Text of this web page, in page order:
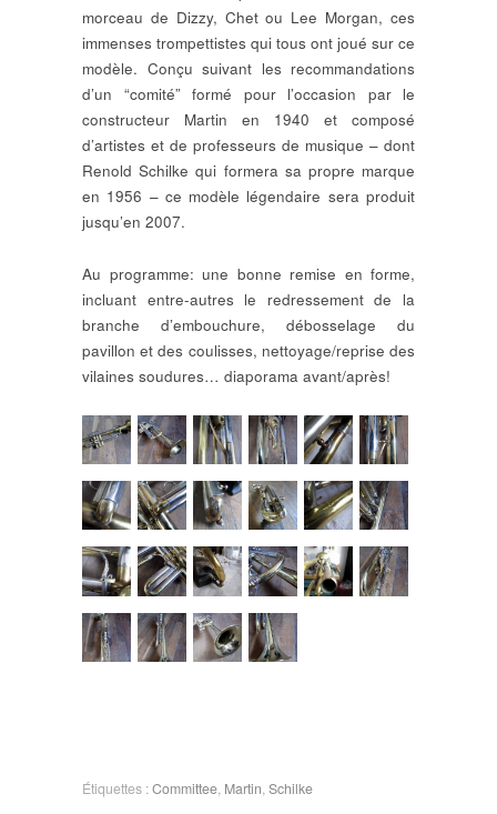
morceau de Dizzy, Chet ou Lee Morgan, ces
immenses trompettistes qui tous ont joué sur ce
modèle. Conçu suivant les recommandations
d’un “comité” formé pour l’occasion par le
constructeur Martin en 1940 et composé
d’artistes et de professeurs de musique – dont
Renold Schilke qui formera sa propre marque
en 1956 – ce modèle légendaire sera produit
jusqu’en 2007.
Au programme: une bonne remise en forme,
incluant entre-autres le redressement de la
branche d’embouchure, débosselage du
pavillon et des coulisses, nettoyage/reprise des
vilaines soudures… diaporama avant/après!
Étiquettes :Committee, Martin,Schilke